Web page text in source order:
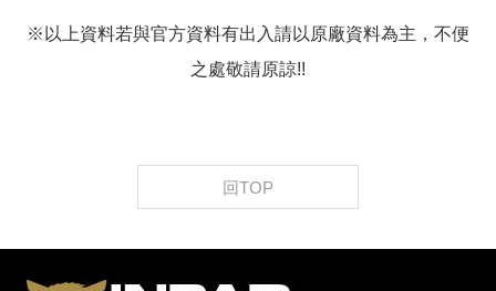
※以上資料若與官方資料有出入請以原廠資料為主，不便
之處敬請原諒!!
回TOP